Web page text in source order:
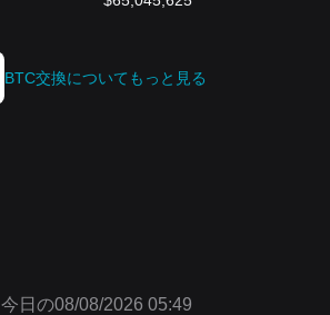
BTC交換についてもっと見る
今日の08/08/2026 05:49